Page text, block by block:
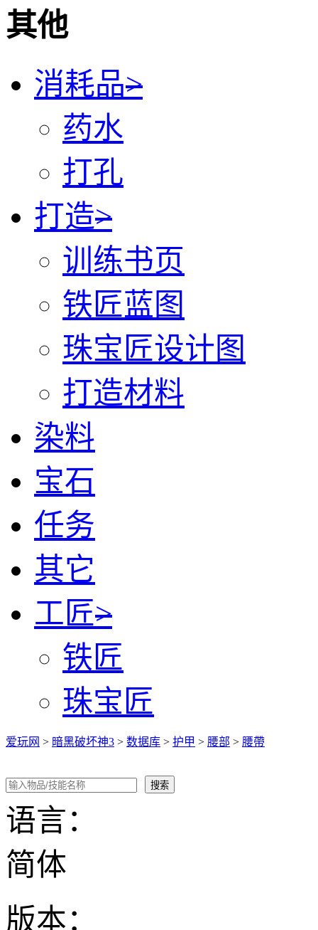
其他
消耗品>
药水
打孔
打造>
训练书页
铁匠蓝图
珠宝匠设计图
打造材料
染料
宝石
任务
其它
工匠>
铁匠
珠宝匠
爱玩网 > 暗黑破坏神3 > 数据库 > 护甲 > 腰部 > 腰帶
语言：
简体
版本：